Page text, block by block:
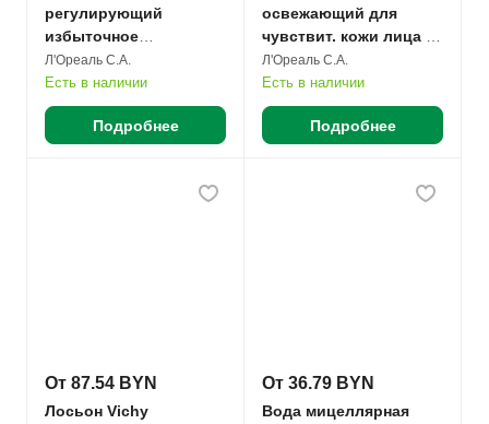
регулирующий
избыточное
потоотделение
шариковый 50мл №1
Л'Ореаль С.А.
Есть в наличии
Подробнее
освежающий для
чувствит. кожи лица и
вокруг глаз 200мл №1
Л'Ореаль С.А.
Есть в наличии
Подробнее
От 87.54 BYN
Лосьон Vichy
От 36.79 BYN
Вода мицеллярная